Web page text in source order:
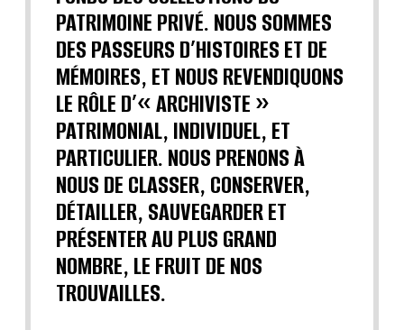
PATRIMOINE PRIVÉ. NOUS SOMMES
DES PASSEURS D’HISTOIRES ET DE
MÉMOIRES, ET NOUS REVENDIQUONS
LE RÔLE D’« ARCHIVISTE »
PATRIMONIAL, INDIVIDUEL, ET
PARTICULIER. NOUS PRENONS À
NOUS DE CLASSER, CONSERVER,
DÉTAILLER, SAUVEGARDER ET
PRÉSENTER AU PLUS GRAND
NOMBRE, LE FRUIT DE NOS
TROUVAILLES.